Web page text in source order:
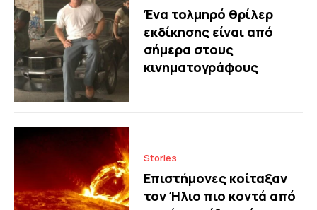
Ένα τολμηρό θρίλερ
εκδίκησης είναι από
σήμερα στους
κινηματογράφους
Stories
Επιστήμονες κοίταξαν
τον Ήλιο πιο κοντά από